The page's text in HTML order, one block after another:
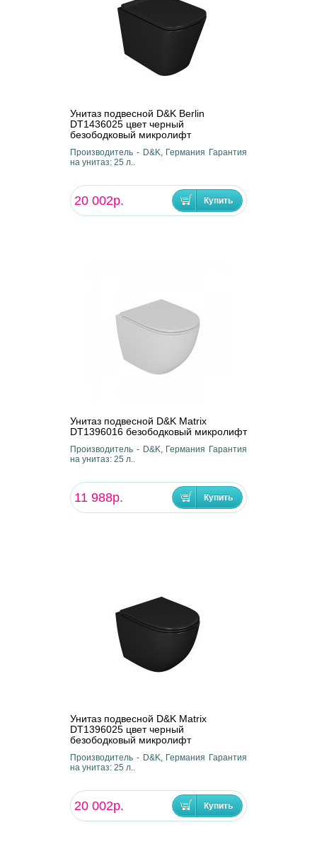
Унитаз подвесной D&K Berlin
DT1436025 цвет черный
безободковый микролифт
Производитель - D&K, Германия Гарантия
на унитаз: 25 л..
20 002р.
Унитаз подвесной D&K Matrix
DT1396016 безободковый микролифт
Производитель - D&K, Германия Гарантия
на унитаз: 25 л..
11 988р.
Унитаз подвесной D&K Matrix
DT1396025 цвет черный
безободковый микролифт
Производитель - D&K, Германия Гарантия
на унитаз: 25 л..
20 002р.